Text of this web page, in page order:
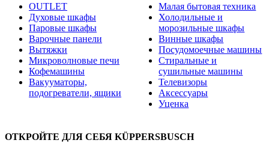
OUTLET
Духовые шкафы
Паровые шкафы
Варочные панели
Вытяжки
Микроволновые печи
Кофемашины
Вакууматоры,
подогреватели, ящики
Малая бытовая техника
Холодильные и
морозильные шкафы
Винные шкафы
Посудомоечные машины
Стиральные и
сушильные машины
Телевизоры
Аксессуары
Уценка
ОТКРОЙТЕ ДЛЯ СЕБЯ KÜPPERSBUSCH